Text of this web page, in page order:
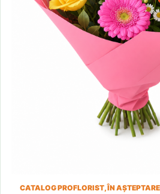
CATALOG PROFLORIST, ÎN